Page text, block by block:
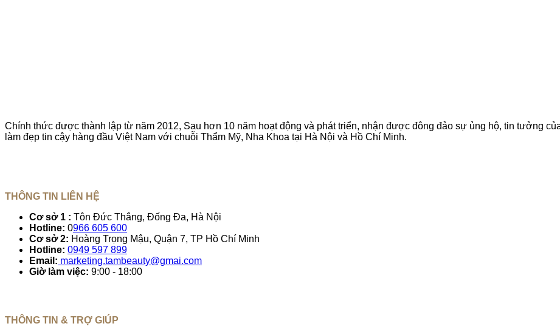
Chính thức được thành lập từ năm 2012, Sau hơn 10 năm hoạt động và phát triển, nhận được đông đảo sự ủng hộ, tin tưởng
làm đẹp tin cậy hàng đầu Việt Nam với chuỗi Thẩm Mỹ, Nha Khoa tại Hà Nội và Hồ Chí Minh.
THÔNG TIN LIÊN HỆ
Cơ sở 1 : Tôn Đức Thắng, Đống Đa, Hà Nội
Hotline: 0966 605 600
Cơ sở 2: Hoàng Trọng Mậu, Quận 7, TP Hồ Chí Minh
Hotline: 0949 597 899
Email: marketing.tambeauty@gmai.com
Giờ làm việc: 9:00 - 18:00
THÔNG TIN & TRỢ GIÚP